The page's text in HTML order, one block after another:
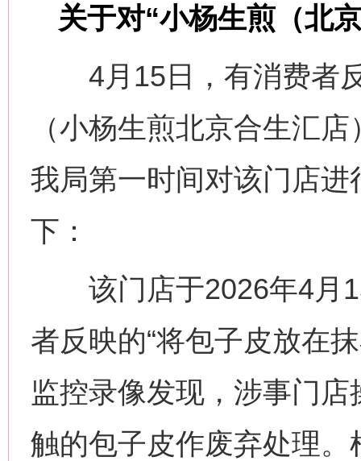
关于对“小杨生煎（北
4月15日，有消费者反
（小杨生煎北京合生汇
我局第一时间对该门店
下：
该门店于2026年4月
者反映的“将包子皮放在
监控录像发现，涉事门
触的包子皮作废弃处理